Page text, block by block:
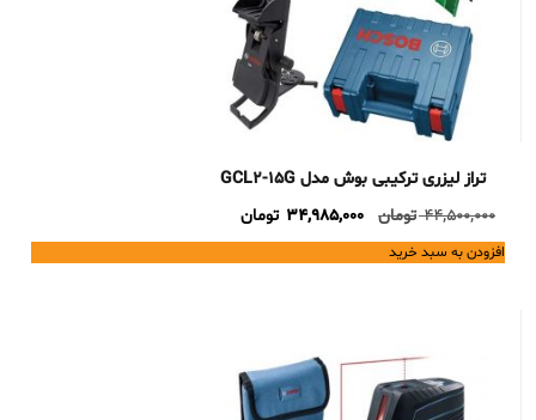
تراز لیزری ترکیبی بوش مدل GCL2-15G
44,500,000 تومان
Original
price
was:
34,985,000 تومانCurrent
price
is:
افزودن به سبد خرید